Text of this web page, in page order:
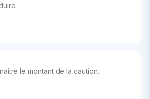
le montant de la caution.